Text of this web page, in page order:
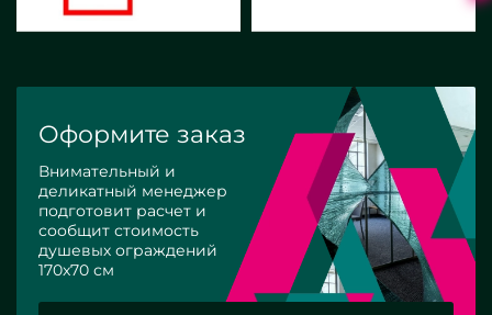
Оформите заказ
Внимательный и
деликатный менеджер
подготовит расчет и
сообщит стоимость
душевых ограждений
170x70 см